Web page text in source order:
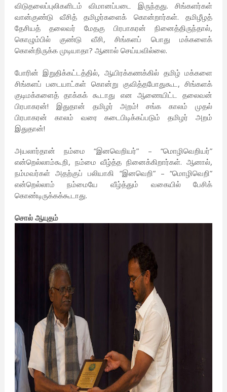
விடுதலைப்புலிகளிடம் விமானப்படை இருந்தது. சிங்களர்கள்
வான்குண்டு வீசித் தமிழர்களைக் கொன்றார்கள். தமிழீழத்
தேசியத் தலைவர் மேதகு பிரபாகரன் நினைத்திருந்தால்,
கொழும்பில் குண்டு வீசி, சிங்களப் பொது மக்களைக்
கொன்றிருக்க முடியாதா? ஆனால் செய்யவில்லை.
போரின் இறுதிக்கட்டத்தில், ஆயிரக்கணக்கில் தமிழ் மக்களை
சிங்களப் படையாட்கள் கொன்று குவித்தபோதுகூட, சிங்களக்
குடிமக்களைத் தாக்கக் கூடாது என ஆணையிட்ட தலைவன்
பிரபாகரன்! இதுதான் தமிழர் அறம்! சங்க காலம் முதல்
பிரபாகரன் காலம் வரை கடைபிடிக்கப்படும் தமிழர் அறம்
இதுதான்!
அயலார்தான் நம்மை “இனவெறியர்” – “மொழிவெறியர்”
என்றெல்லாம்கூறி, நம்மை வீழ்த்த நினைக்கிறார்கள். ஆனால்,
நம்மவர்கள் அதற்குப் பலியாகி “இனவெறி” – “மொழிவெறி”
என்றெல்லாம் நம்மையே வீழ்த்தும் வகையில் பேசிக்
கொண்டிருக்கக்கூடாது.
சொல் ஆயுதம்